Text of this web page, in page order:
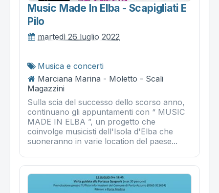
Music Made In Elba - Scapigliati E
Pilo
martedì 26 luglio 2022
Musica e concerti
Marciana Marina - Moletto - Scali
Magazzini
Sulla scia del successo dello scorso anno,
continuano gli appuntamenti con “ MUSIC
MADE IN ELBA ”, un progetto che
coinvolge musicisti dell'Isola d'Elba che
suoneranno in varie location del paese...